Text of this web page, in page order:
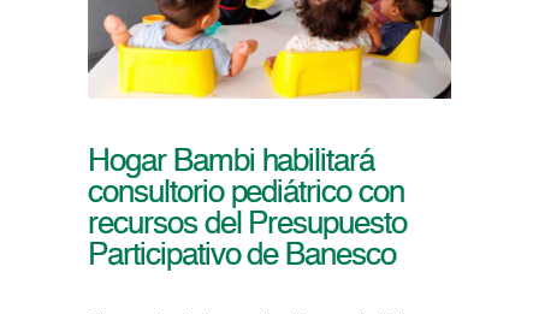
Hogar Bambi habilitará
consultorio pediátrico con
recursos del Presupuesto
Participativo de Banesco